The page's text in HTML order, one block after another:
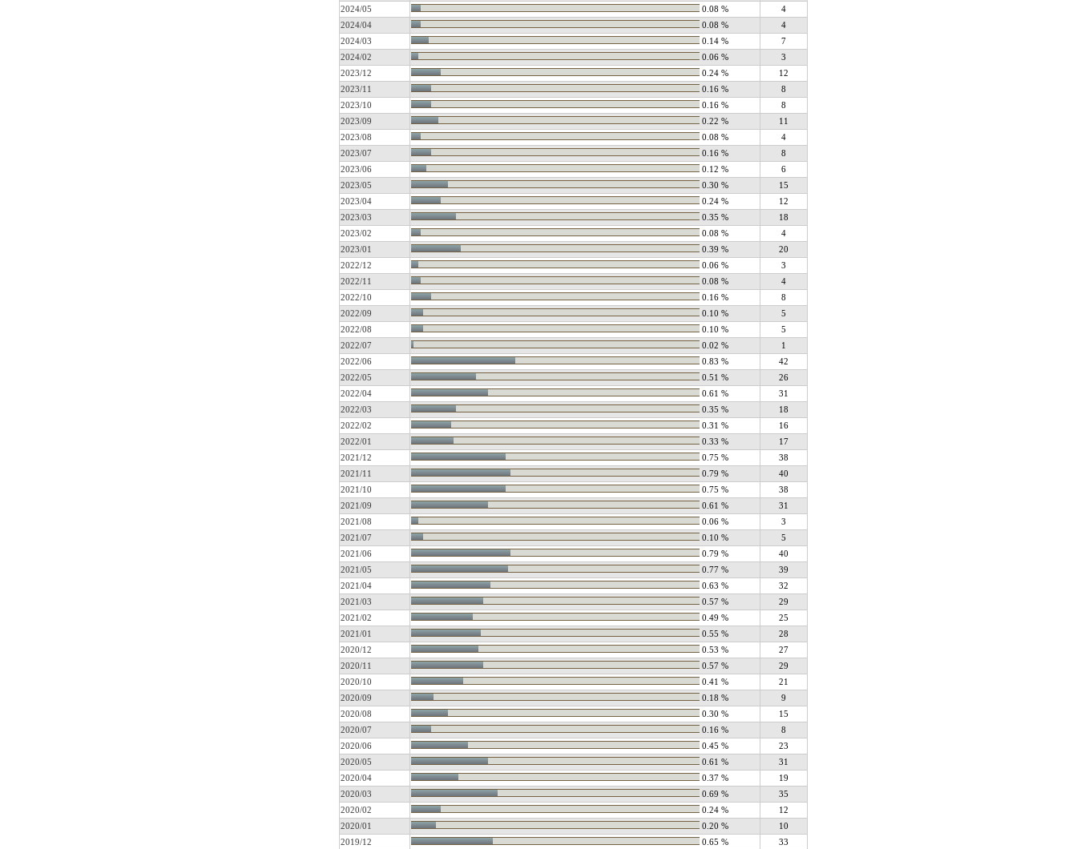
2024/05
0.08 %
4
2024/04
0.08 %
4
2024/03
0.14 %
7
2024/02
0.06 %
3
2023/12
0.24 %
12
2023/11
0.16 %
8
2023/10
0.16 %
8
2023/09
0.22 %
11
2023/08
0.08 %
4
2023/07
0.16 %
8
2023/06
0.12 %
6
2023/05
0.30 %
15
2023/04
0.24 %
12
2023/03
0.35 %
18
2023/02
0.08 %
4
2023/01
0.39 %
20
2022/12
0.06 %
3
2022/11
0.08 %
4
2022/10
0.16 %
8
2022/09
0.10 %
5
2022/08
0.10 %
5
2022/07
0.02 %
1
2022/06
0.83 %
42
2022/05
0.51 %
26
2022/04
0.61 %
31
2022/03
0.35 %
18
2022/02
0.31 %
16
2022/01
0.33 %
17
2021/12
0.75 %
38
2021/11
0.79 %
40
2021/10
0.75 %
38
2021/09
0.61 %
31
2021/08
0.06 %
3
2021/07
0.10 %
5
2021/06
0.79 %
40
2021/05
0.77 %
39
2021/04
0.63 %
32
2021/03
0.57 %
29
2021/02
0.49 %
25
2021/01
0.55 %
28
2020/12
0.53 %
27
2020/11
0.57 %
29
2020/10
0.41 %
21
2020/09
0.18 %
9
2020/08
0.30 %
15
2020/07
0.16 %
8
2020/06
0.45 %
23
2020/05
0.61 %
31
2020/04
0.37 %
19
2020/03
0.69 %
35
2020/02
0.24 %
12
2020/01
0.20 %
10
2019/12
0.65 %
33